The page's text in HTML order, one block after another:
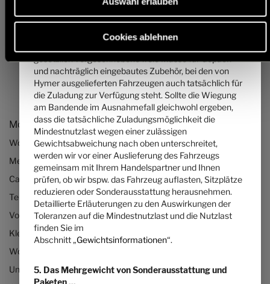
Cookies ablehnen
Modelle & Technologien
Wohnmobile
Mercedes Wohnmobile
Camper Vans bzw. Kastenwagen
Teilintegrierte Wohnmobile
Vollintegrierte Wohnmobile
Kleine Wohnmobile
Wohnmobile bis 3,5 Tonnen
Unsere Technologien
die maximale Masse der bestellbaren
Sonderausstattung. Diese Begrenzung soll
gesetzlich vorgeschriebene freie Masse für Gepäck
und nachträglich eingebautes Zubehör, bei den von
Hymer ausgelieferten Fahrzeugen auch tatsächlich für
die Zuladung zur Verfügung steht. Sollte die Wiegung
am Bandende im Ausnahmefall gleichwohl ergeben,
dass die tatsächliche Zuladungsmöglichkeit die
Mindestnutzlast wegen einer zulässigen
Gewichtsabweichung nach oben unterschreitet,
werden wir vor einer Auslieferung des Fahrzeugs
gemeinsam mit Ihrem Handelspartner und Ihnen
prüfen, ob wir bspw. das Fahrzeug auflasten, Sitzplätze
reduzieren oder Sonderausstattung herausnehmen.
Detaillierte Erläuterungen zu den Auswirkungen der
Toleranzen auf die Mindestnutzlast und die Nutzlast
finden Sie im
Abschnitt „Gewichtsinformationen“.
5. Das Mehrgewicht von Sonderausstattung und
Paketen ...